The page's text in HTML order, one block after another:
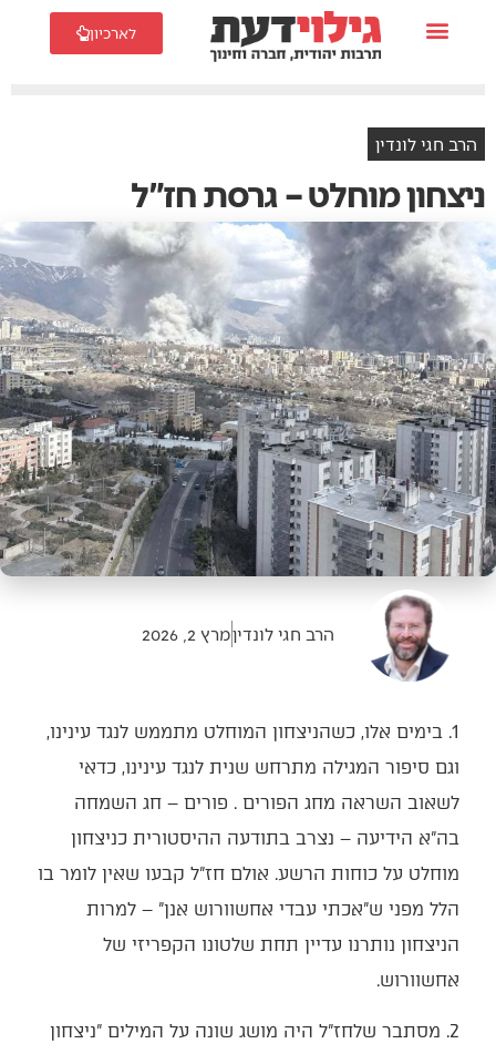
לארכיון
הרב חגי לונדין
ניצחון מוחלט – גרסת חז"ל
הרב חגי לונדיןמרץ 2, 2026
1. בימים אלו, כשהניצחון המוחלט מתממש לנגד עינינו,
וגם סיפור המגילה מתרחש שנית לנגד עינינו, כדאי
לשאוב השראה מחג הפורים . פורים – חג השמחה
בה"א הידיעה – נצרב בתודעה ההיסטורית כניצחון
מוחלט על כוחות הרשע. אולם חז"ל קבעו שאין לומר בו
הלל מפני ש"אכתי עבדי אחשוורוש אנן" – למרות
הניצחון נותרנו עדיין תחת שלטונו הקפריזי של
אחשוורוש.
2. מסתבר שלחז"ל היה מושג שונה על המילים "ניצחון